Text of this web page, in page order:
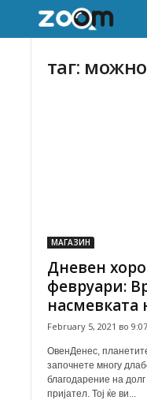
таг:
МАГАЗИН
Дневен
февруари:
насмевката
February 5, 2021 во 9:07
ОвенДенес,
започнете многу
благодарение на
пријател. Тој ќе ви...